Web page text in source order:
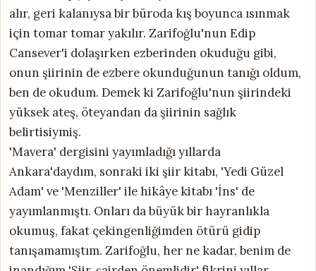
alır, geri kalanıysa bir büroda kış boyunca ısınmak
için tomar tomar yakılır. Zarifoğlu'nun Edip
Cansever'i dolaşırken ezberinden okuduğu gibi,
onun şiirinin de ezbere okunduğunun tanığı oldum,
ben de okudum. Demek ki Zarifoğlu'nun şiirindeki
yüksek ateş, öteyandan da şiirinin sağlık
belirtisiymiş.
'Mavera' dergisini yayımladığı yıllarda
Ankara'daydım, sonraki iki şiir kitabı, 'Yedi Güzel
Adam' ve 'Menziller' ile hikâye kitabı 'İns' de
yayımlanmıştı. Onları da büyük bir hayranlıkla
okumuş, fakat çekingenliğimden ötürü gidip
tanışamamıştım. Zarifoğlu, her ne kadar, benim de